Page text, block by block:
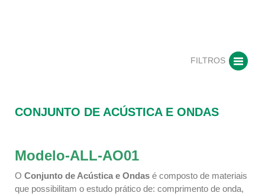
FILTROS
CONJUNTO DE ACÚSTICA E ONDAS
Modelo-ALL-AO01
O Conjunto de Acústica e Ondas é composto de materiais
que possibilitam o estudo prático de: comprimento de onda,